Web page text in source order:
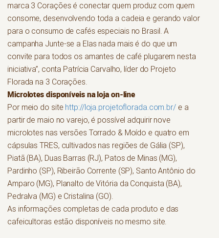
marca 3 Corações é conectar quem produz com quem
consome, desenvolvendo toda a cadeia e gerando valor
para o consumo de cafés especiais no Brasil. A
campanha Junte-se a Elas nada mais é do que um
convite para todos os amantes de café plugarem nesta
iniciativa”, conta Patrícia Carvalho, líder do Projeto
Florada na 3 Corações.
Microlotes disponíveis na loja on-line
Por meio do site http://loja.projetoflorada.com.br/e a
partir de maio no varejo, é possível adquirir nove
microlotes nas versões Torrado & Moído e quatro em
cápsulas TRES, cultivados nas regiões de Gália (SP),
Piatã (BA), Duas Barras (RJ), Patos de Minas (MG),
Pardinho (SP), Ribeirão Corrente (SP), Santo Antônio do
Amparo (MG), Planalto de Vitória da Conquista (BA),
Pedralva (MG) e Cristalina (GO).
As informações completas de cada produto e das
cafeicultoras estão disponíveis no mesmo site.